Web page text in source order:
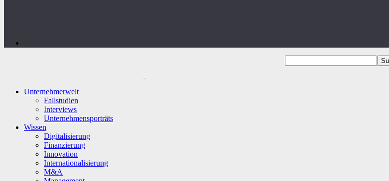
Unternehmerwelt
Fallstudien
Interviews
Unternehmensporträts
Wissen
Digitalisierung
Finanzierung
Innovation
Internationalisierung
M&A